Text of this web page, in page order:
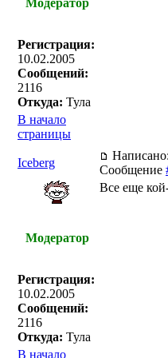
Модератор
Регистрация:
10.02.2005
Сообщений:
2116
Откуда: Тула
В начало
страницы
Iceberg
Сообщение
Модератор
Регистрация:
10.02.2005
Сообщений:
2116
Откуда: Тула
Все еще
В начало